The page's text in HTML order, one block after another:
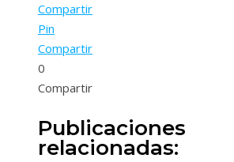
Compartir
Pin
Compartir
0
Compartir
Publicaciones
relacionadas: